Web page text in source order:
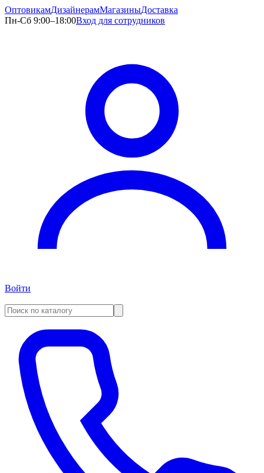
ОптовикамДизайнерамМагазиныДоставка
Пн-Сб 9:00–18:00Вход для сотрудников
Войти